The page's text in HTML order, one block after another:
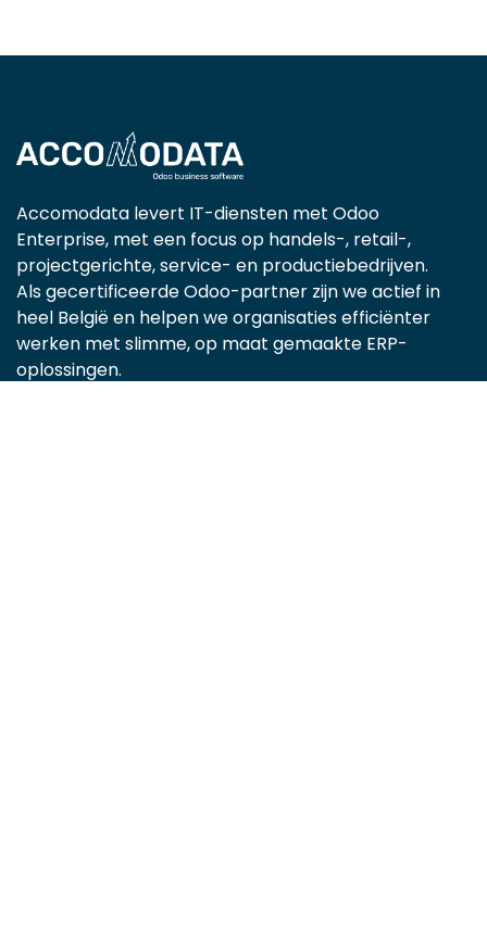
Accomodata levert IT-diensten met Odoo
Enterprise, met een focus op handels-, retail-,
projectgerichte, service- en productiebedrijven.
Als gecertificeerde Odoo-partner zijn we actief in
heel België en helpen we organisaties efficiënter
werken met slimme, op maat gemaakte ERP-
oplossingen.